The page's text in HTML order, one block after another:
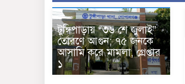
টুঙ্গিপাড়ায় “৩৬ শে জুলাই”
তোরণে আগুন; ৭৫ জনকে
আসামি করে মামলা, গ্রেপ্তার
১